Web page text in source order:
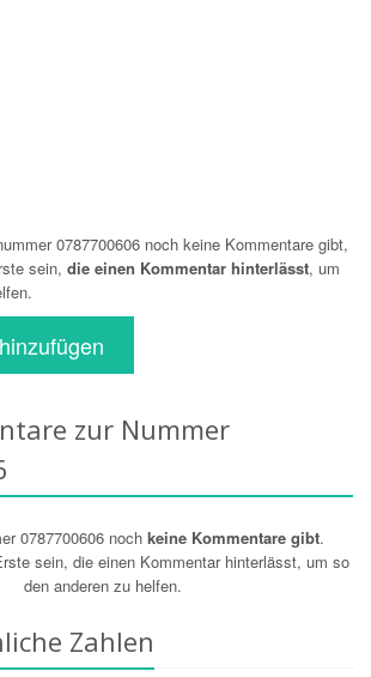
0787700606 noch keine Kommentare gibt,
sein, die einen Kommentar hinterlässt, um
zur Nummer
0787700606 noch keine Kommentare gibt.
sein, die einen Kommentar hinterlässt, um so
den anderen zu helfen.
Zahlen